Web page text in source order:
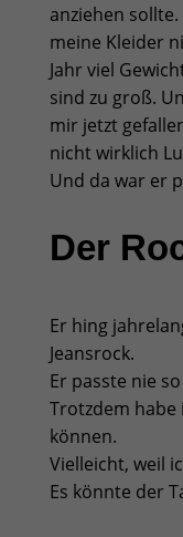
anziehen
meine Kleider
Jahr viel
sind zu groß.
mir jetzt
nicht wirklich
Und da war er
Der
Er hing
Jeansrock.
Er passte nie
Trotzdem
können.
Vielleicht, weil
Es könnte der